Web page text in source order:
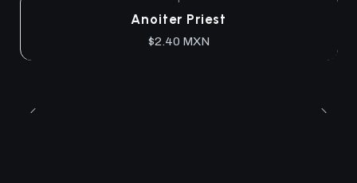
Anoiter Priest
$2.40 MXN